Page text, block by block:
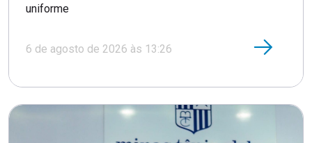
uniforme
6 de agosto de 2026 às 13:26